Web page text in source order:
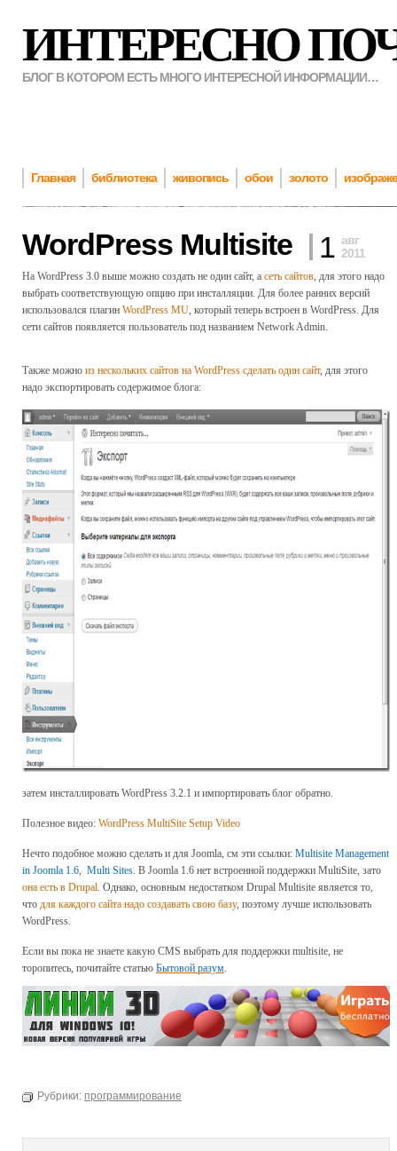
ИНТЕРЕСНО
БЛОГ В КОТОРОМ ЕСТЬ МНОГО ИНТЕРЕСНОЙ ИНФОРМАЦИИ…
Главная библиотека живопись обои золото
WordPress Multisite 1 авг
2011
На WordPress 3.0 выше можно создать не один сайт, а сеть сайтов, для этого надо
выбрать соответствующую опцию при инсталляции. Для более ранних версий
использовался плагин WordPress MU, который теперь встроен в WordPress. Для
сети сайтов появляется пользователь под названием Network Admin.
Также можно из нескольких сайтов на WordPress сделать один сайт, для этого
надо экспортировать содержимое блога:
затем инсталлировать WordPress 3.2.1 и импортировать блог обратно.
Полезное видео: WordPress MultiSite Setup Video
Нечто подобное можно сделать и для Joomla, см эти ссылки: Multisite Management
in Joomla 1.6, Multi Sites. В Joomla 1.6 нет встроенной поддержки MultiSite, зато
она есть в Drupal. Однако, основным недостатком Drupal Multisite является то,
что для каждого сайта надо создавать свою базу, поэтому лучше использовать
WordPress.
Если вы пока не знаете какую CMS выбрать для поддержки multisite, не
торопитесь, почитайте статью Бытовой разум.
Рубрики: программирование